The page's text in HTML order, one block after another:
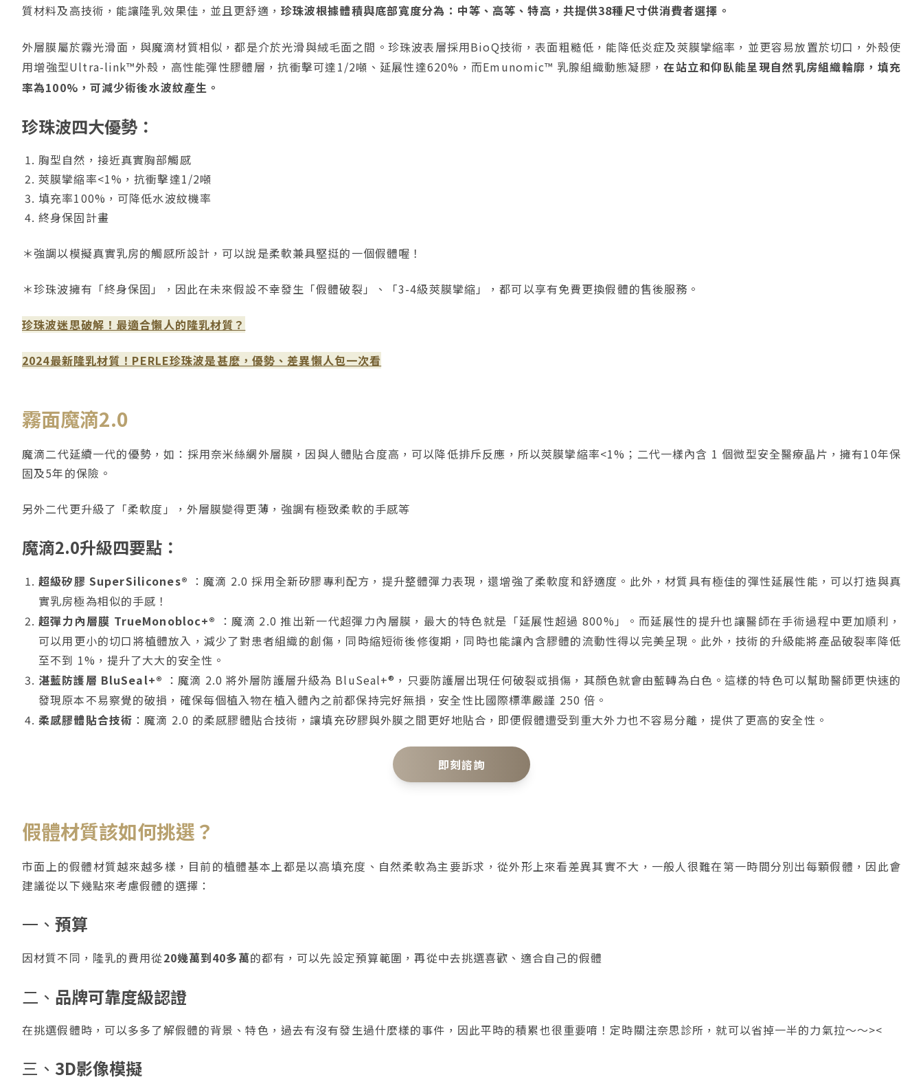
質材料及高技術，能讓隆乳效果佳，並且更舒適， 珍珠波根據體積與底部寬度分為：中等、高等、特高，共提供38種尺寸供消費者選擇。
外層膜屬於霧光滑面，與魔滴材質相似，都是介於光滑與絨毛面之間。珍珠波表層採用BioQ技術，表面粗糙低，能降低炎症及莢膜攣縮率，並更容易放置於切口，外殼使
用增強型Ultra-link™外殼，高性能彈性膠體層，抗衝擊可達1/2噸、延展性達620%，而Emunomic™ 乳腺組織動態凝膠，在站立和仰臥能呈現自然乳房組織輪廓，填充
率為100%，可減少術後水波紋產生。
珍珠波四大優勢：
胸型自然，接近真實胸部觸感
莢膜攣縮率<1%，抗衝擊達1/2噸
填充率100%，可降低水波紋機率
終身保固計畫
＊強調以模擬真實乳房的觸感所設計，可以說是柔軟兼具堅挺的一個假體喔！
＊珍珠波擁有「終身保固」，因此在未來假設不幸發生「假體破裂」、「3-4級莢膜攣縮」，都可以享有免費更換假體的售後服務。
珍珠波迷思破解！最適合懶人的隆乳材質？
2024最新隆乳材質！PERLE珍珠波是甚麼，優勢、差異懶人包一次看
霧面魔滴2.0
魔滴二代延續一代的優勢，如：採用奈米絲綢外層膜，因與人體貼合度高，可以降低排斥反應，所以莢膜攣縮率<1%；二代一樣內含 1 個微型安全醫療晶片，擁有10年保
固及5年的保險。
另外二代更升級了「柔軟度」，外層膜變得更薄，強調有極致柔軟的手感等
魔滴2.0升級四要點：
超級矽膠 SuperSilicones® ：魔滴 2.0 採用全新矽膠專利配方，提升整體彈力表現，還增強了柔軟度和舒適度。此外，材質具有極佳的彈性延展性能，可以打造與真
實乳房極為相似的手感！
超彈力內層膜 TrueMonobloc+®
：魔滴 2.0 推出新一代超彈力內層膜，最大的特色就是「延展性超過 800%」。而延展性的提升也讓醫師在手術過程中更加順利，
可以用更小的切口將植體放入，減少了對患者組織的創傷，同時縮短術後修復期，同時也能讓內含膠體的流動性得以完美呈現。此外，技術的升級能將產品破裂率降低
至不到 1%，提升了大大的安全性。
湛藍防護層 BluSeal+® ：魔滴 2.0 將外層防護層升級為 BluSeal+®，只要防護層出現任何破裂或損傷，其顏色就會由藍轉為白色。這樣的特色可以幫助醫師更快速的
發現原本不易察覺的破損，確保每個植入物在植入體內之前都保持完好無損，安全性比國際標準嚴謹 250 倍。
柔感膠體貼合技術 ：魔滴 2.0 的柔感膠體貼合技術，讓填充矽膠與外膜之間更好地貼合，即便假體遭受到重大外力也不容易分離，提供了更高的安全性。
即刻諮詢
假體材質該如何挑選？
市面上的假體材質越來越多樣，目前的植體基本上都是以高填充度、自然柔軟為主要訴求，從外形上來看差異其實不大，一般人很難在第一時間分別出每顆假體，因此會
建議從以下幾點來考慮假體的選擇：
一、 預算
因材質不同，隆乳的費用從20幾萬到40多萬的都有，可以先設定預算範圍，再從中去挑選喜歡、適合自己的假體
二、 品牌可靠度級認證
在挑選假體時，可以多多了解假體的背景、特色，過去有沒有發生過什麼樣的事件，因此平時的積累也很重要唷！定時關注奈思診所，就可以省掉一半的力氣拉～～><
三、 3D影像模擬